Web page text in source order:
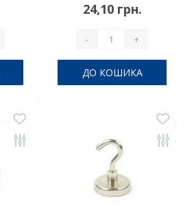
24,10 грн.
- +
ДО КОШИКА